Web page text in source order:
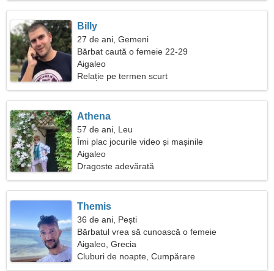
Billy
27 de ani, Gemeni
Bărbat caută o femeie 22-29
Aigaleo
Relație pe termen scurt
Athena
57 de ani, Leu
Îmi plac jocurile video și mașinile
Aigaleo
Dragoste adevărată
Themis
36 de ani, Pești
Bărbatul vrea să cunoască o femeie
Aigaleo, Grecia
Cluburi de noapte, Cumpărare